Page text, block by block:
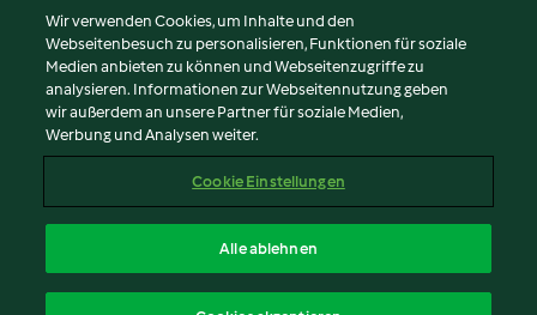
Nutzungsbedingungen
Datenschutzrichtlinien
Disclaimer
Impressum
Cookies
Abo kündigen
Erklärung zur Barrierefreiheit
Wir verwenden Cookies, um Inhalte und den
Webseitenbesuch zu personalisieren, Funktionen für soziale
Medien anbieten zu können und Webseitenzugriffe zu
analysieren. Informationen zur Webseitennutzung geben
wir außerdem an unsere Partner für soziale Medien,
Werbung und Analysen weiter.
Cookie Einstellungen
Alle ablehnen